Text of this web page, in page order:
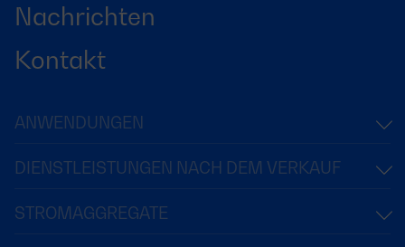
Nachrichten
Kontakt
ANWENDUNGEN
DIENSTLEISTUNGEN NACH DEM VERKAUF
STROMAGGREGATE